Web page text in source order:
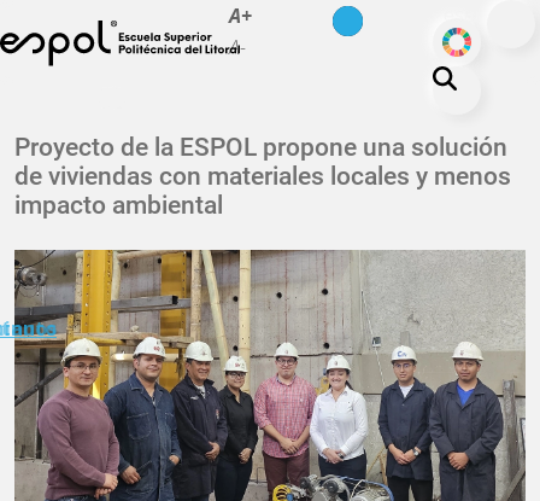
Pasar al contenido principal
A+
A-
ODS
La ESPOL
Educación
Vida politécnica
Investigación
Nuestra Huella
Transparencia
Proyecto de la ESPOL propone una solución
de viviendas con materiales locales y menos
impacto ambiental